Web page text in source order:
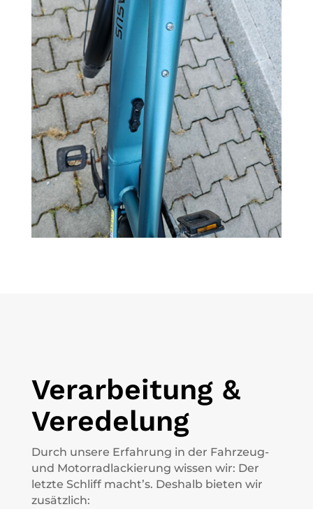
Verarbeitung &
Veredelung
Durch unsere Erfahrung in der Fahrzeug-
und Motorradlackierung wissen wir: Der
letzte Schliff macht’s. Deshalb bieten wir
zusätzlich: